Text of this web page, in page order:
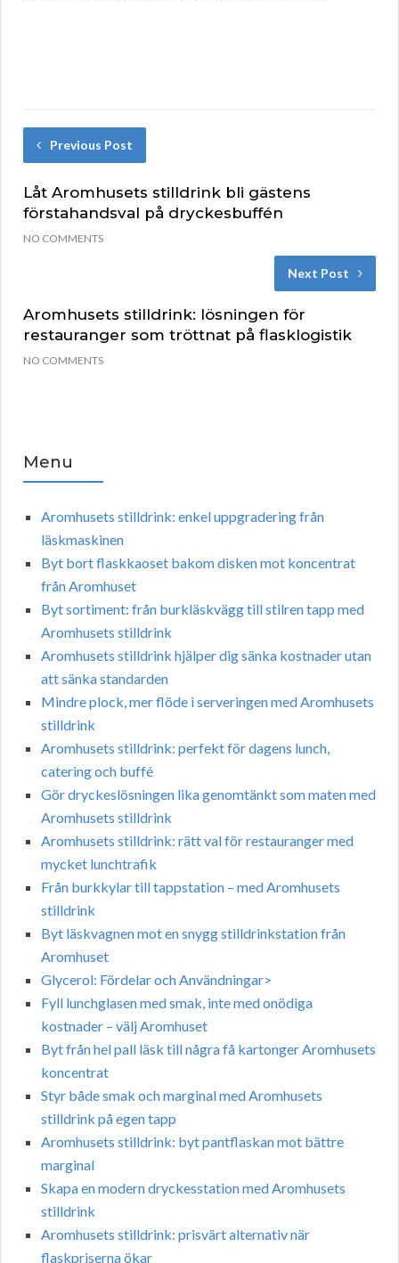
Previous Post
Låt Aromhusets stilldrink bli gästens
förstahandsval på dryckesbuffén
NO COMMENTS
Next Post
Aromhusets stilldrink: lösningen för
restauranger som tröttnat på flasklogistik
NO COMMENTS
Menu
Aromhusets stilldrink: enkel uppgradering från
läskmaskinen
Byt bort flaskkaoset bakom disken mot koncentrat
från Aromhuset
Byt sortiment: från burkläskvägg till stilren tapp med
Aromhusets stilldrink
Aromhusets stilldrink hjälper dig sänka kostnader utan
att sänka standarden
Mindre plock, mer flöde i serveringen med Aromhusets
stilldrink
Aromhusets stilldrink: perfekt för dagens lunch,
catering och buffé
Gör dryckeslösningen lika genomtänkt som maten med
Aromhusets stilldrink
Aromhusets stilldrink: rätt val för restauranger med
mycket lunchtrafik
Från burkkylar till tappstation – med Aromhusets
stilldrink
Byt läskvagnen mot en snygg stilldrinkstation från
Aromhuset
Glycerol: Fördelar och Användningar>
Fyll lunchglasen med smak, inte med onödiga
kostnader – välj Aromhuset
Byt från hel pall läsk till några få kartonger Aromhusets
koncentrat
Styr både smak och marginal med Aromhusets
stilldrink på egen tapp
Aromhusets stilldrink: byt pantflaskan mot bättre
marginal
Skapa en modern dryckesstation med Aromhusets
stilldrink
Aromhusets stilldrink: prisvärt alternativ när
flaskpriserna ökar